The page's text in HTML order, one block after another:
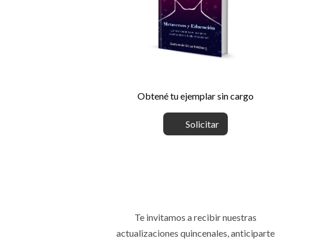
Obtené tu ejemplar sin cargo
Solicitar
Te invitamos a recibir nuestras
actualizaciones quincenales, anticiparte